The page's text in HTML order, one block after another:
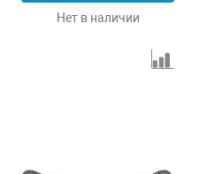
Нет в наличии